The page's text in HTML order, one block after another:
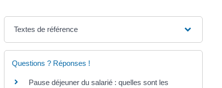
Textes de référence
Questions ? Réponses !
Pause déjeuner du salarié : quelles sont les